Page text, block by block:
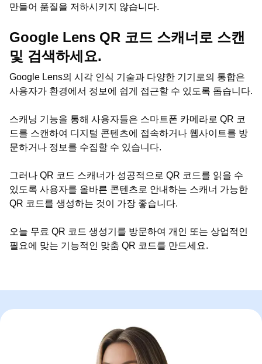
만들어 품질을 저하시키지 않습니다.
Google Lens QR 코드 스캐너로 스캔
및 검색하세요.
Google Lens의 시각 인식 기술과 다양한 기기로의 통합은
사용자가 환경에서 정보에 쉽게 접근할 수 있도록 돕습니다.
스캐닝 기능을 통해 사용자들은 스마트폰 카메라로 QR 코
드를 스캔하여 디지털 콘텐츠에 접속하거나 웹사이트를 방
문하거나 정보를 수집할 수 있습니다.
그러나 QR 코드 스캐너가 성공적으로 QR 코드를 읽을 수
있도록 사용자를 올바른 콘텐츠로 안내하는 스캐너 가능한
QR 코드를 생성하는 것이 가장 좋습니다.
오늘 무료 QR 코드 생성기를 방문하여 개인 또는 상업적인
필요에 맞는 기능적인 맞춤 QR 코드를 만드세요.